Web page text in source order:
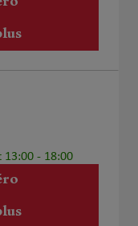
13:00 - 18:00